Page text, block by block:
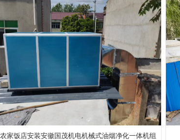
家饭店安装安徽国茂机电机械式油烟净化一体机组